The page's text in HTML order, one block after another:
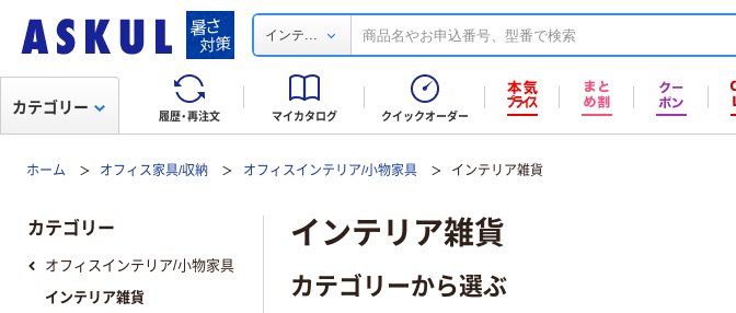
インテ...
履歴・再注文 マイカタログ クイックオーダー
カテゴリー
ホーム オフィス家具/収納 オフィスインテリア/小物家具 インテリア雑貨
インテリア雑貨
カテゴリーから選ぶ
カテゴリー
オフィスインテリア/小物家具
インテリア雑貨